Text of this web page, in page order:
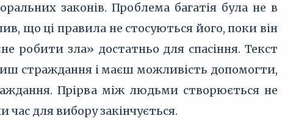
законів. Проблема багатія була не в
що ці правила не стосуються його, поки він
робити зла» достатньо для спасіння. Текст
страждання і маєш можливість допомогти,
Прірва між людьми створюється не
для вибору закінчується.